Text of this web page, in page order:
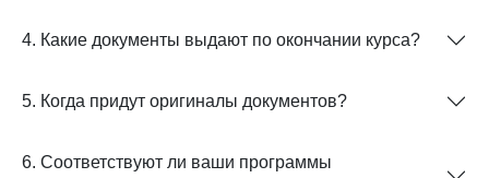
4. Какие документы выдают по окончании курса?
5. Когда придут оригиналы документов?
6. Соответствуют ли ваши программы